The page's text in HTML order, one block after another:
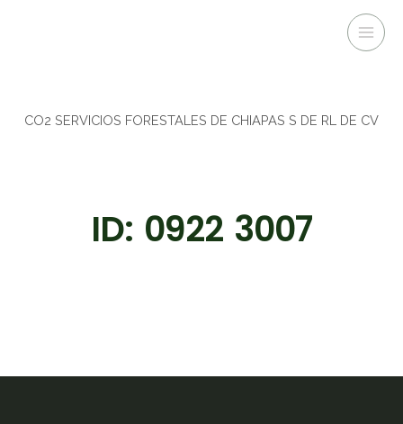
CO2 SERVICIOS FORESTALES DE CHIAPAS S DE RL DE CV
ID: 0922 3007